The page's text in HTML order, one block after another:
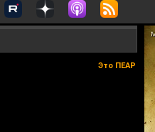
Это ПЕАР